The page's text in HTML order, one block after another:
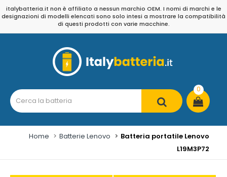
italybatteria.it non è affiliato a nessun marchio OEM. I nomi di marchi e le
designazioni di modelli elencati sono solo intesi a mostrare la compatibilità
di questi prodotti con varie macchine.
0
Home Batterie Lenovo
Batteria portatile Lenovo
L19M3P72